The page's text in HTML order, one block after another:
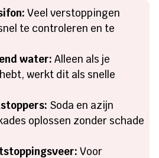
Veel verstoppingen
te controleren en te
water: Alleen als je
werkt dit als snelle
Soda en azijn
oplossen zonder schade
Voor